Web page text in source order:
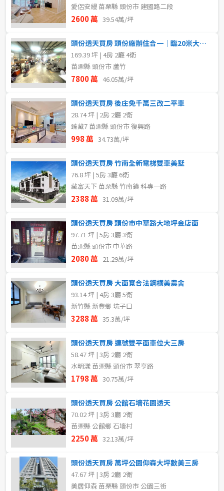
愛侶安縵 苗栗縣 頭份市 建國路二段
2600 萬 39.54萬/坪
頭份透天買房 頭份廠辦住合一｜臨20米大馬路｜甲工用地
169.39 坪 | 4房 2廳 4衛
苗栗縣 頭份市 蘆竹
7800 萬 46.05萬/坪
頭份透天買房 後庄免千萬三改二平車
28.74 坪 | 2房 2廳 2衛
臻藏7 苗栗縣 頭份市 復興路
998 萬 34.73萬/坪
頭份透天買房 竹南全新電梯雙車美墅
76.8 坪 | 5房 3廳 6衛
藏富天下 苗栗縣 竹南鎮 科專一路
2388 萬 31.09萬/坪
頭份透天買房 頭份市中華路大地坪金店面
97.71 坪 | 5房 3廳 3衛
苗栗縣 頭份市 中華路
2080 萬 21.29萬/坪
頭份透天買房 大面寬合法鋼構美農舍
93.14 坪 | 4房 3廳 5衛
新竹縣 新豐鄉 坑子口
3288 萬 35.3萬/坪
頭份透天買房 連號雙平面車位大三房
58.47 坪 | 3房 2廳 2衛
水明漾 苗栗縣 頭份市 翠亨路
1798 萬 30.75萬/坪
頭份透天買房 公館石墻花園透天
70.02 坪 | 3房 3廳 2衛
苗栗縣 公館鄉 石墻村
2250 萬 32.13萬/坪
頭份透天買房 萬坪公園仰森大坪數美三房
47.67 坪 | 3房 2廳 2衛
美居仰森 苗栗縣 頭份市 公園三街